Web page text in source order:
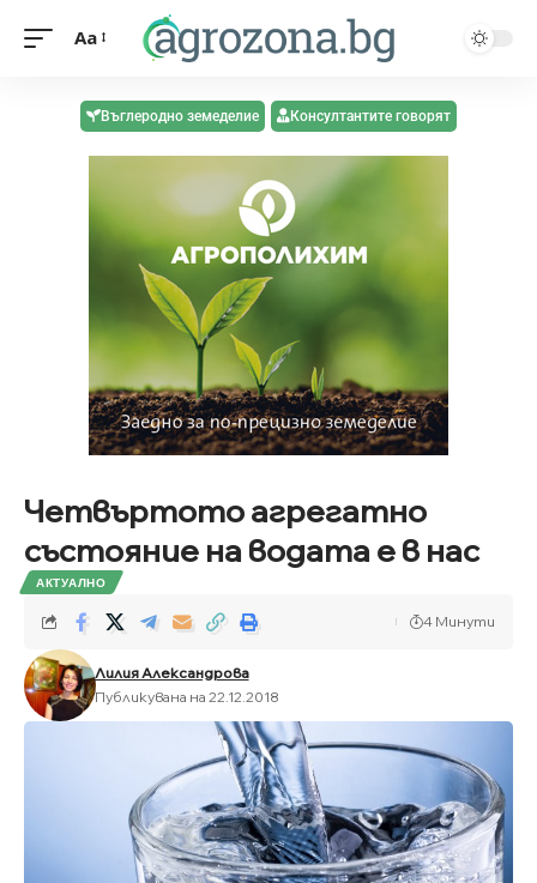
Aa
Въглеродно земеделие Консултантите говорят
Четвъртото агрегатно
състояние на водата е в нас
АКТУАЛНО
Лилия Александрова
Публикувана на 22.12.2018
4 Минути